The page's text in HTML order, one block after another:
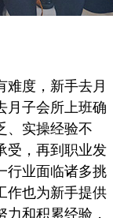
度，新手去月
月子会所上班确
、实操经验不
受，再到职业发
行业面临诸多挑
作也为新手提供
和积累经验，